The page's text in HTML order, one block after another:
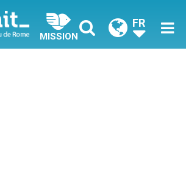
MISSION
FR